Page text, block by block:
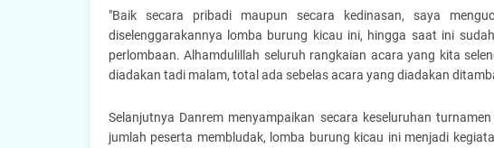
"Baik secara pribadi maupun secara kedinasan, saya
diselenggarakannya lomba burung kicau ini, hingga saat ini
perlombaan. Alhamdulillah seluruh rangkaian acara yang kita
diadakan tadi malam, total ada sebelas acara yang diadakan
Selanjutnya Danrem menyampaikan secara keseluruhan
jumlah peserta membludak, lomba burung kicau ini menjadi